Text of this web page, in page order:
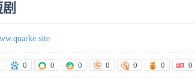
0 0 0 0 0 0 0